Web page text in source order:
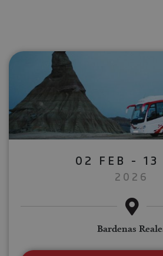
02 FEB - 13
2026
Bardenas